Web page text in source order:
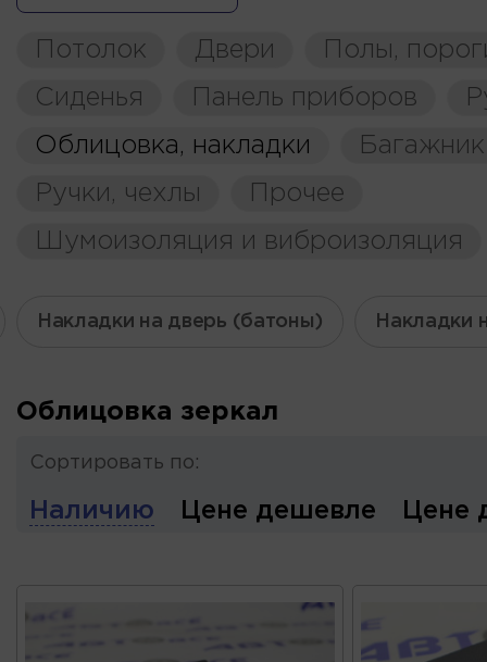
Потолок Двери
Полы,
Сиденья
Панель приборов
Облицовка, накладки
Багажник
Ручки, чехлы
Прочее
Шумоизоляция и виброизоляция
Накладки на дверь (батоны) Накладки
Облицовка зеркал
Сортировать по:
Наличию Цене дешевле Цене